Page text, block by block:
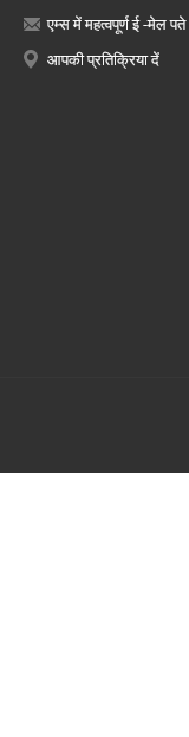
एम्स में महत्वपूर्ण ई -मेल पते
आपकी प्रतिक्रिया दें